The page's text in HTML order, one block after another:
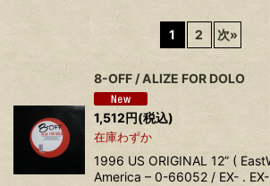
1 2 次»
8-OFF / ALIZE FOR DOLO
1,512円(税込)
在庫わずか
1996 US ORIGINAL 12” (
America – 0-66052 / EX- .